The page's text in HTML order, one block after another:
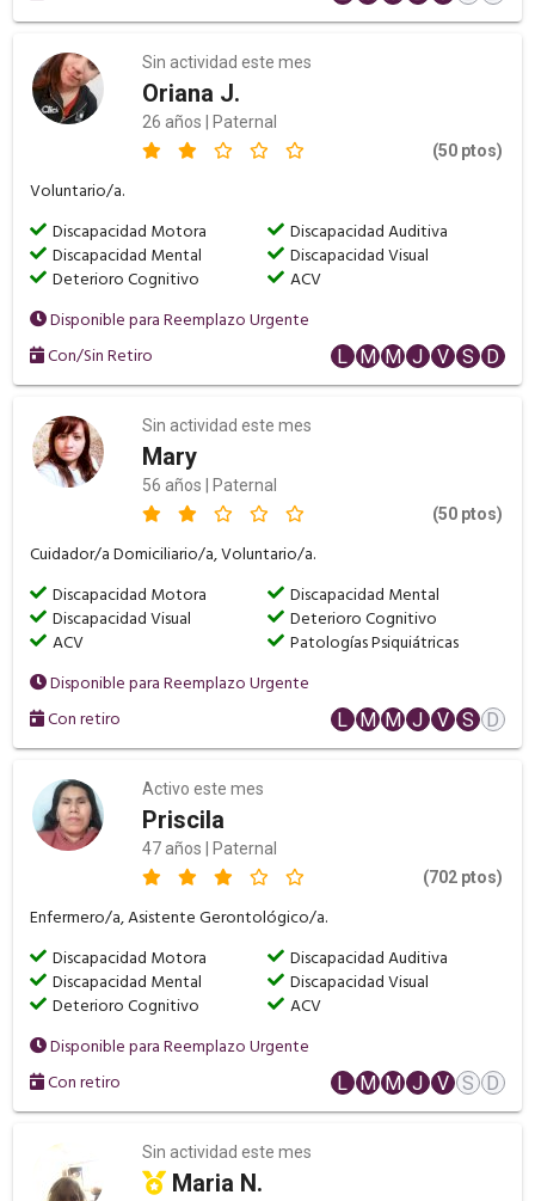
Sin actividad este mes
Oriana J.
26 años | Paternal
(50 ptos)
Voluntario/a.
Discapacidad Motora
Discapacidad Auditiva
Discapacidad Mental
Discapacidad Visual
Deterioro Cognitivo
ACV
Disponible para Reemplazo Urgente
Con/Sin Retiro
L M M J V S D
Sin actividad este mes
Mary
56 años | Paternal
(50 ptos)
Cuidador/a Domiciliario/a, Voluntario/a.
Discapacidad Motora
Discapacidad Mental
Discapacidad Visual
Deterioro Cognitivo
ACV
Patologías Psiquiátricas
Disponible para Reemplazo Urgente
Con retiro
L M M J V S D
Activo este mes
Priscila
47 años | Paternal
(702 ptos)
Enfermero/a, Asistente Gerontológico/a.
Discapacidad Motora
Discapacidad Auditiva
Discapacidad Mental
Discapacidad Visual
Deterioro Cognitivo
ACV
Disponible para Reemplazo Urgente
Con retiro
L M M J V S D
Sin actividad este mes
Maria N.